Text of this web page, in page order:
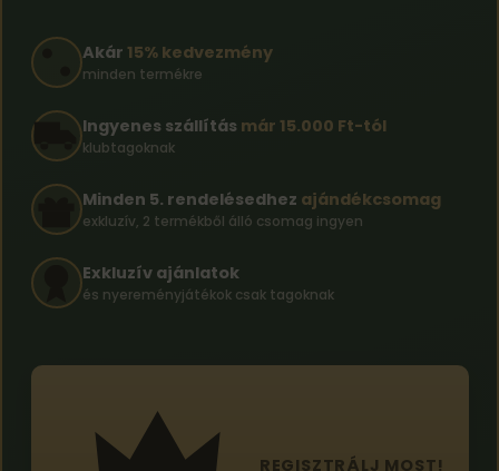
Akár 15% kedvezmény
minden termékre
Ingyenes szállítás már 15.000 Ft-tól
klubtagoknak
Minden 5. rendelésedhez ajándékcsomag
exkluzív, 2 termékből álló csomag ingyen
Exkluzív ajánlatok
és nyereményjátékok csak tagoknak
REGISZTRÁLJ MOST!